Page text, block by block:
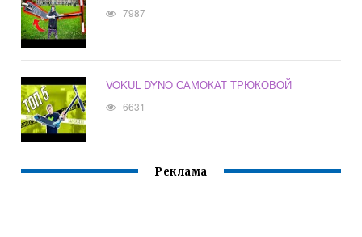
7987
VOKUL DYNO САМОКАТ ТРЮКОВОЙ
6631
Реклама